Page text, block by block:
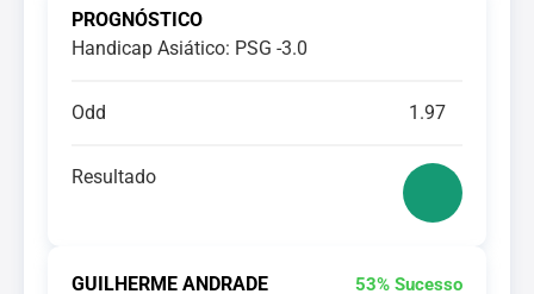
PROGNÓSTICO
Handicap Asiático: PSG -3.0
Odd 1.97
Resultado
GUILHERME ANDRADE 53% Sucesso